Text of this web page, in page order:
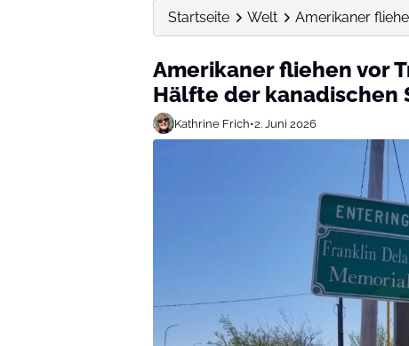
Startseite Welt Amerikaner
Amerikaner fliehen vor
Hälfte der
Kathrine Frich•2. Juni 2026